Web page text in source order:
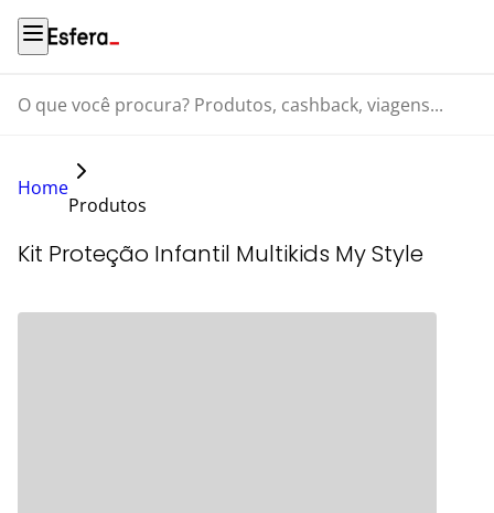
O que você procura? Produtos, cashback, viagens...
Home
Produtos
Kit Proteção Infantil Multikids My Style